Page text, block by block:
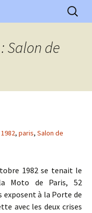
historiques
Salon de
1982, paris, Salon de
1982 se tenait le
Moto de Paris, 52
à la Porte de
avec les deux crises